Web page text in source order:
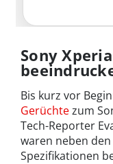
Sony
Bis kurz vor
Gerüchtezum
Tech-Reporter
waren neben
Spezifikationen